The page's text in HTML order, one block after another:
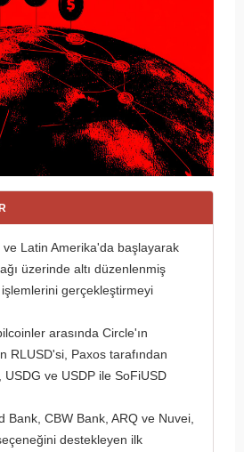
ve Latin Amerika'da başlayarak
üzerinde altı düzenlenmiş
gerçekleştirmeyi
arasında Circle'ın
RLUSD'si, Paxos tarafından
USDG ve USDP ile SoFiUSD
Bank, CBW Bank, ARQ ve Nuvei,
destekleyen ilk